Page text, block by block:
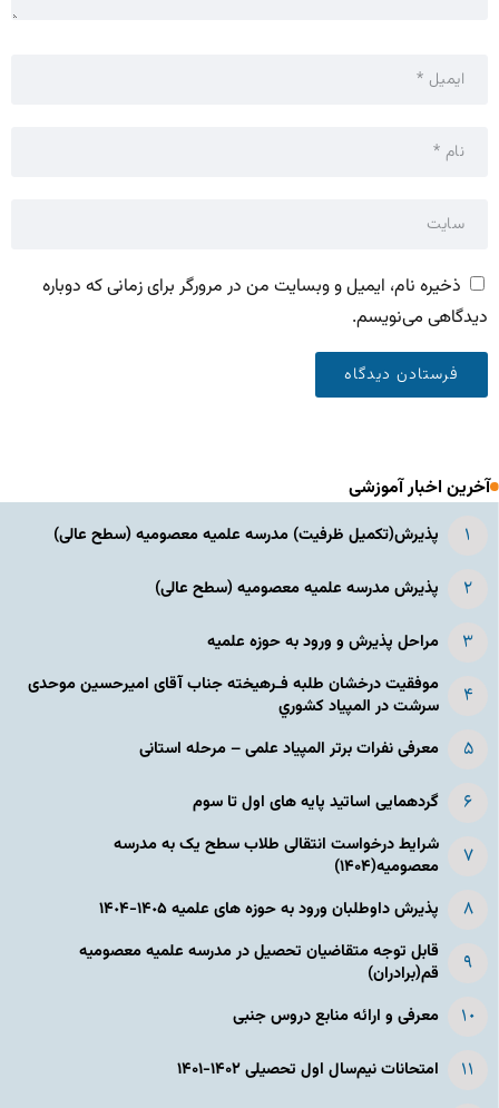
ذخیره نام، ایمیل و وبسایت من در مرورگر برای زمانی که دوباره
دیدگاهی می‌نویسم.
آخرین اخبار آموزشی
پذیرش(تکمیل ظرفیت) مدرسه علمیه معصومیه‌ (سطح عالی)
پذیرش مدرسه علمیه معصومیه‌ (سطح عالی)
مراحل پذیرش و ورود به حوزه علمیه
موفقیت درخشان طلبه فـرهیخته جناب آقای امیرحسین موحدی
سرشت در المپياد كشوري
معرفی نفرات برتر المپیاد علمی – مرحله استانی
گردهمایی اساتید پایه های اول تا سوم
شرایط درخواست انتقالی طلاب سطح یک به مدرسه
معصومیه(۱۴۰۴)
پذیرش داوطلبان ورود به حوزه های علمیه ١۴٠۵-١۴٠۴
قابل توجه متقاضیان تحصیل در مدرسه علمیه معصومیه
قم(برادران)
معرفی و ارائه منابع دروس جنبی
امتحانات نیم‌سال اول تحصیلی ۱۴۰۲-۱۴۰۱